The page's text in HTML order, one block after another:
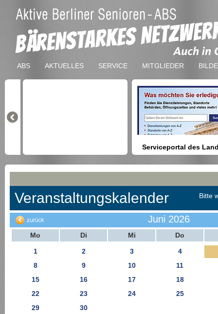
ABS AKTUELLES SERVICE MITGLIEDER
Serviceportal des
Berlin
Anmeldung bei Ämtern usw.
Veranstaltungskalender Bitte
Juni 2026
Mo Di Mi Do
1 2 3
4
8
9 10
11
15
16 17
18
22
23 24
25
29
30